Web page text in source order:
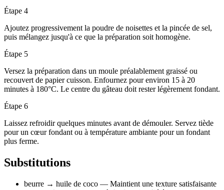
Étape 4
Ajoutez progressivement la poudre de noisettes et la pincée de sel,
puis mélangez jusqu'à ce que la préparation soit homogène.
Étape 5
Versez la préparation dans un moule préalablement graissé ou
recouvert de papier cuisson. Enfournez pour environ 15 à 20
minutes à 180°C. Le centre du gâteau doit rester légèrement fondant.
Étape 6
Laissez refroidir quelques minutes avant de démouler. Servez tiède
pour un cœur fondant ou à température ambiante pour un fondant
plus ferme.
Substitutions
beurre → huile de coco — Maintient une texture satisfaisante